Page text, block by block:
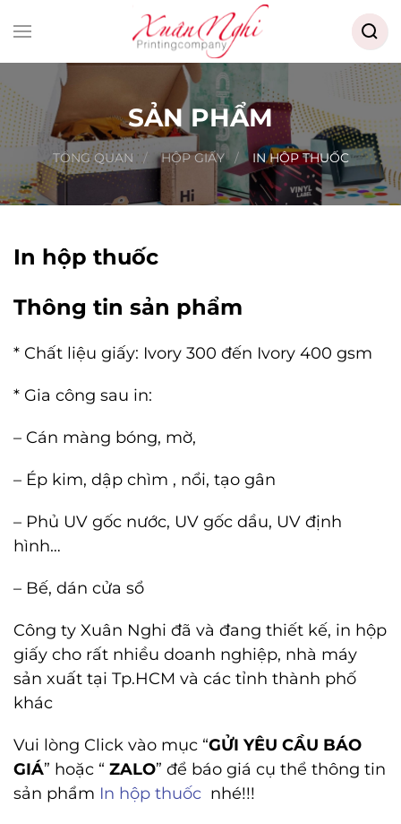
Skip to main content
for:
SẢN PHẨM
TỔNG QUAN HỘP GIẤY IN HỘP THUỐC
In hộp thuốc
Thông tin sản phẩm
* Chất liệu giấy: Ivory 300 đến Ivory 400 gsm
* Gia công sau in:
– Cán màng bóng, mờ,
– Ép kim, dập chìm , nổi, tạo gân
– Phủ UV gốc nước, UV gốc dầu, UV định
hình…
– Bế, dán cửa sổ
Công ty Xuân Nghi đã và đang thiết kế, in hộp
giấy cho rất nhiều doanh nghiệp, nhà máy
sản xuất tại Tp.HCM và các tỉnh thành phố
khác
Vui lòng Click vào mục “GỬI YÊU CẦU BÁO
GIÁ” hoặc “ ZALO” để báo giá cụ thể thông tin
sản phẩm In hộp thuốc nhé!!!